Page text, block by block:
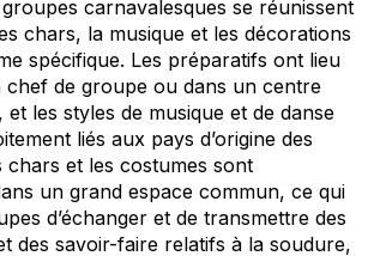
carnavalesques se réunissent
chars, la musique et les décorations
spécifique. Les préparatifs ont lieu
chef de groupe ou dans un centre
les styles de musique et de danse
liés aux pays d’origine des
chars et les costumes sont
un grand espace commun, ce qui
d’échanger et de transmettre des
des savoir-faire relatifs à la soudure,